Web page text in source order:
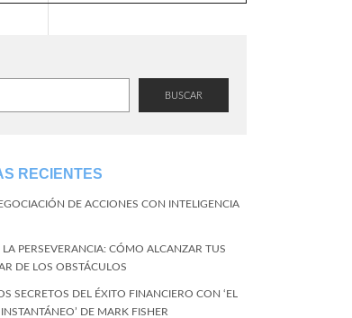
BUSCAR
RECIENTES
DE ACCIONES CON INTELIGENCIA
LA PERSEVERANCIA: CÓMO ALCANZAR TUS
DE LOS OBSTÁCULOS
SECRETOS DEL ÉXITO FINANCIERO CON ‘EL
DE MARK FISHER